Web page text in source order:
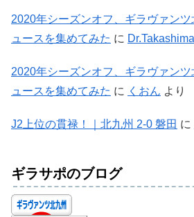
2020年シーズンオフ、ギラヴァン
ュースを集めてみた に Dr.Takashima
2020年シーズンオフ、ギラヴァン
ュースを集めてみた に くおん より
J2上位の貫禄！｜北九州 2-0 磐田 に
ギラサポのブログ